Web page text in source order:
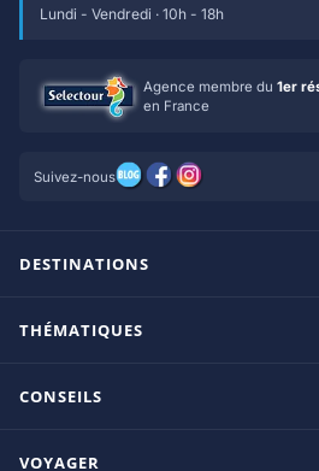
Lundi - Vendredi · 10h - 18h
Agence membre du 1er
en France
Suivez-nous
DESTINATIONS
Ile Maurice
République Dominicaine
THÉMATIQUES
Adultes uniquement
CONSEILS
VOYAGER